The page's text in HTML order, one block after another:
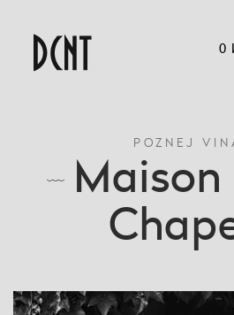
0
POZNEJ
Maison